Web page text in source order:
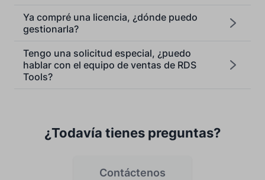
Ya compré una licencia, ¿dónde puedo
gestionarla?
Tengo una solicitud especial, ¿puedo
hablar con el equipo de ventas de RDS
Tools?
¿Todavía tienes preguntas?
Contáctenos